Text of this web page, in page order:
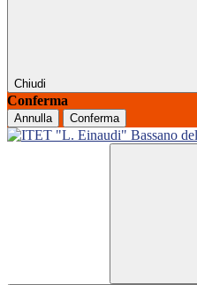
Chiudi
Conferma
Annulla Conferma